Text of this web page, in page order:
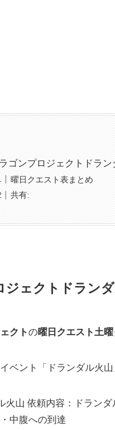
ゴンプロジェクトドラ
曜日クエスト表まとめ
共有:
ジェクトドラン
クトの曜日クエスト 土曜
ベント「ドランダル火山
火山 依頼内容：ドランダ
中腹への到達